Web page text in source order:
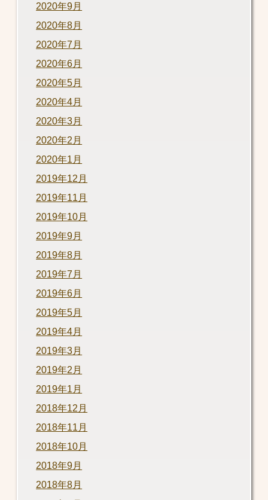
2020年9月
2020年8月
2020年7月
2020年6月
2020年5月
2020年4月
2020年3月
2020年2月
2020年1月
2019年12月
2019年11月
2019年10月
2019年9月
2019年8月
2019年7月
2019年6月
2019年5月
2019年4月
2019年3月
2019年2月
2019年1月
2018年12月
2018年11月
2018年10月
2018年9月
2018年8月